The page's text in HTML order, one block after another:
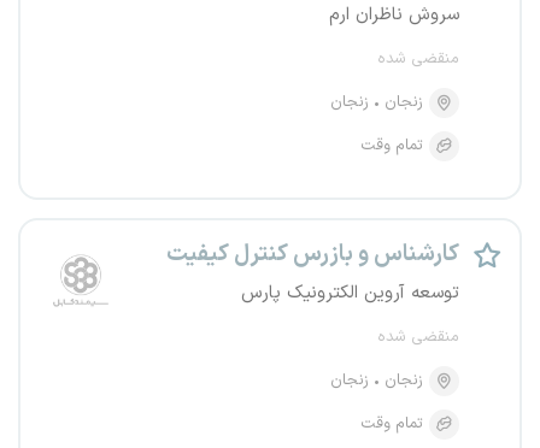
سروش ناظران ارم
منقضی شده
زنجان
زنجان
تمام وقت
کارشناس و بازرس کنترل کیفیت
توسعه آروین الکترونیک پارس
منقضی شده
زنجان
زنجان
تمام وقت